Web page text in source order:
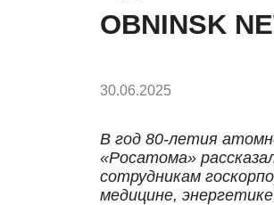
OBNINSK
30.06.2025
В год 80-летия
«Росатома»
сотрудникам
медицине,